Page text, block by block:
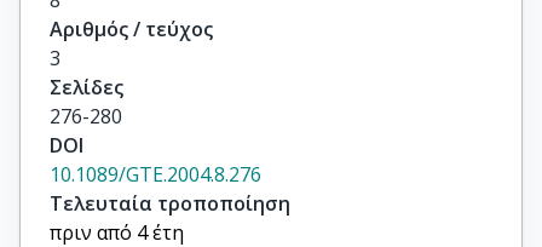
Αριθμός / τεύχος
3
Σελίδες
276-280
DOI
10.1089/GTE.2004.8.276
Τελευταία τροποποίηση
πριν από 4 έτη